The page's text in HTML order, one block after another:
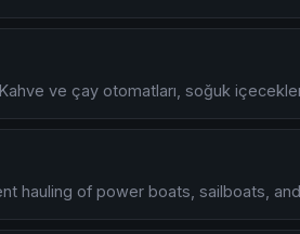
ve çay otomatları, soğuk
hauling of power boats, sailboats,